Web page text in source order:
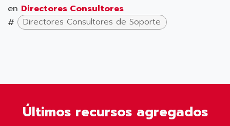
en Directores Consultores
#
Directores Consultores de Soporte
Últimos recursos agregados